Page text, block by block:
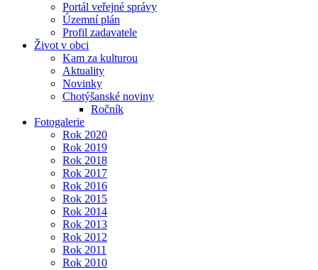
Portál veřejné správy
Územní plán
Profil zadavatele
Život v obci
Kam za kulturou
Aktuality
Novinky
Chotýšanské noviny
Ročník
Fotogalerie
Rok 2020
Rok 2019
Rok 2018
Rok 2017
Rok 2016
Rok 2015
Rok 2014
Rok 2013
Rok 2012
Rok 2011
Rok 2010